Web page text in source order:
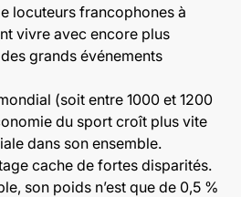
locuteurs francophones à
vivre avec encore plus
grands événements
(soit entre 1000 et 1200
du sport croît plus vite
dans son ensemble.
cache de fortes disparités.
son poids n’est que de 0,5 %